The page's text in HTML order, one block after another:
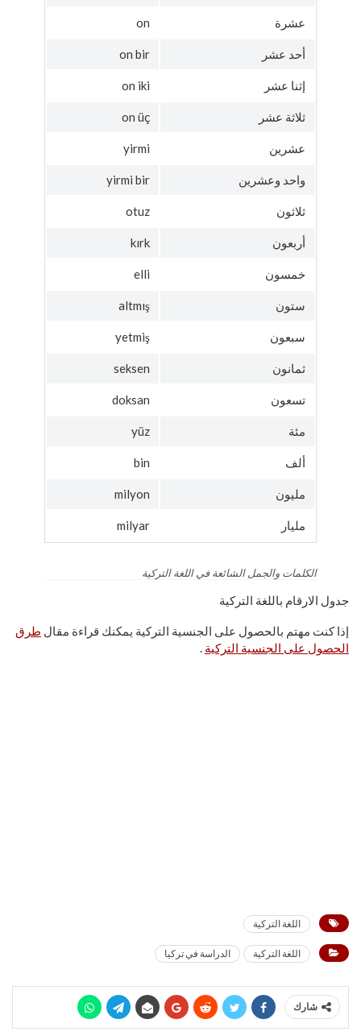
عشرة on
أحد عشر on bir
إثنا عشر on iki
ثلاثة عشر on üç
عشرين yirmi
واحد وعشرين yirmi bir
ثلاثون otuz
أربعون kırk
خمسون elli
ستون altmış
سبعون yetmiş
ثمانون seksen
تسعون doksan
مئة yüz
ألف bin
مليون milyon
مليار milyar
الكلمات والجمل الشائعة في اللغة التركية
جدول الارقام باللغة التركية
إذا كنت مهتم بالحصول على الجنسية التركية يمكنك قراءة مقال طرق
الحصول على الجنسية التركية .
اللغة التركية
اللغة التركية الدراسة في تركيا
شارك